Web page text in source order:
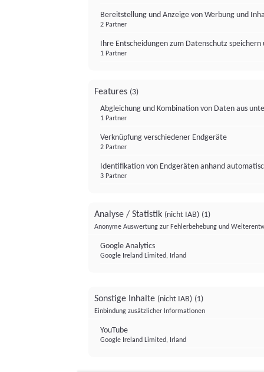
Bereitstellung und Anzeige von Werbung und
2 Partner
Ihre Entscheidungen zum Datenschutz
1 Partner
Features (3)
Abgleichung und Kombination von Daten aus
1 Partner
Verknüpfung verschiedener Endgeräte
2 Partner
Identifikation von Endgeräten anhand
3 Partner
Analyse / Statistik (nicht IAB) (1)
Anonyme Auswertung zur Fehlerbehebung und
Google Analytics
Google Ireland Limited, Irland
Sonstige Inhalte (nicht IAB) (1)
Einbindung zusätzlicher Informationen
YouTube
Google Ireland Limited, Irland